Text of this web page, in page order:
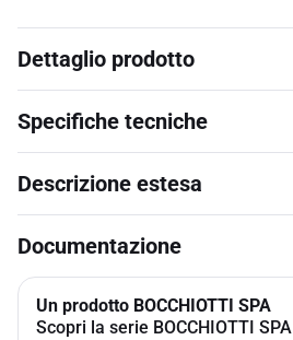
Dettaglio prodotto
Specifiche tecniche
Descrizione estesa
Documentazione
Un prodotto BOCCHIOTTI SPA
Scopri la serie BOCCHIOTTI SPA